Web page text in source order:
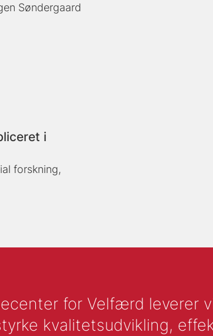
Søndergaard
i
forskning,
for Velfærd leverer
kvalitetsudvikling,